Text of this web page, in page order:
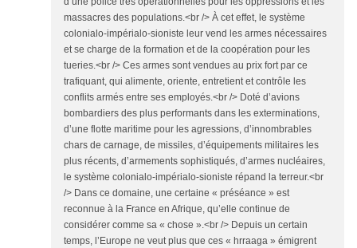
massacres des populations.<br /> À cet effet, le système
colonialo-impérialo-sioniste leur vend les armes nécessaires
et se charge de la formation et de la coopération pour les
tueries.<br /> Ces armes sont vendues au prix fort par ce
trafiquant, qui alimente, oriente, entretient et contrôle les
conflits armés entre ses employés.<br /> Doté d’avions
bombardiers des plus performants dans les exterminations,
d’une flotte maritime pour les agressions, d’innombrables
chars de carnage, de missiles, d’équipements militaires les
plus récents, d’armements sophistiqués, d’armes nucléaires,
le système colonialo-impérialo-sioniste répand la terreur.<br
/> Dans ce domaine, une certaine « préséance » est
reconnue à la France en Afrique, qu’elle continue de
considérer comme sa « chose ».<br /> Depuis un certain
temps, l’Europe ne veut plus que ces « hrraaga » émigrent